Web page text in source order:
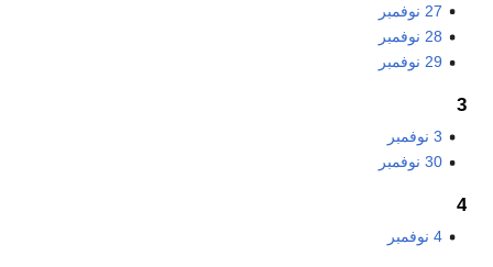
27 نوفمبر
28 نوفمبر
29 نوفمبر
3
3 نوفمبر
30 نوفمبر
4
4 نوفمبر